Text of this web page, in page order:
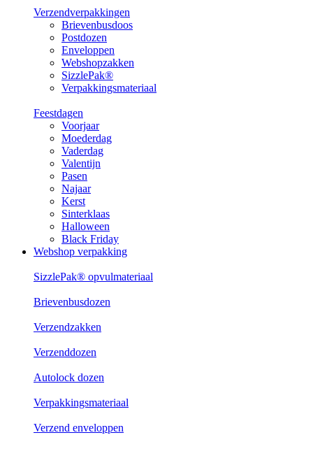
Verzendverpakkingen
Brievenbusdoos
Postdozen
Enveloppen
Webshopzakken
SizzlePak®
Verpakkingsmateriaal
Feestdagen
Voorjaar
Moederdag
Vaderdag
Valentijn
Pasen
Najaar
Kerst
Sinterklaas
Halloween
Black Friday
Webshop verpakking
SizzlePak® opvulmateriaal
Brievenbusdozen
Verzendzakken
Verzenddozen
Autolock dozen
Verpakkingsmateriaal
Verzend enveloppen